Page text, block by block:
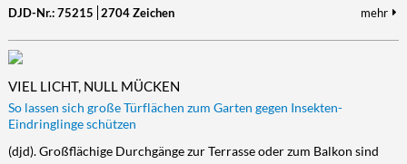
DJD-Nr.: 75215 2704 Zeichen mehr
VIEL LICHT, NULL MÜCKEN
So lassen sich große Türflächen zum Garten gegen Insekten-
Eindringlinge schützen
(djd). Großflächige Durchgänge zur Terrasse oder zum Balkon sind